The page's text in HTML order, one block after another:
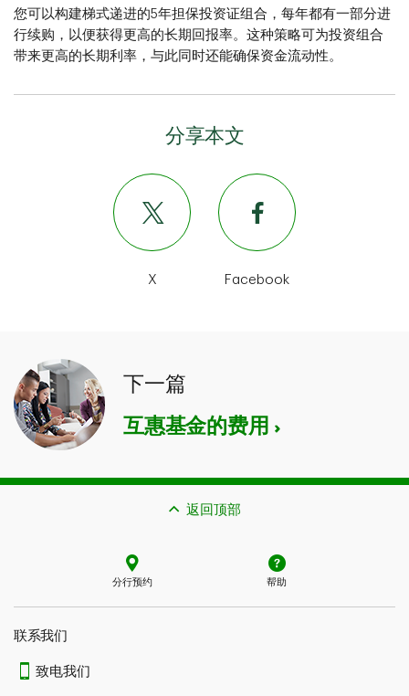
您可以构建梯式递进的5年担保投资证组合，每年都有一部分进
行续购，以便获得更高的长期回报率。这种策略可为投资组合
带来更高的长期利率，与此同时还能确保资金流动性。
分享本文
X Facebook
下一篇
互惠基金的费用
返回顶部
分行预约 帮助
联系我们​​​​​​​
致电我们